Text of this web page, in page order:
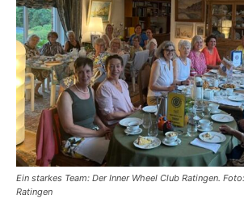
Ein starkes Team: Der Inner Wheel Club Ratingen.
Ratingen